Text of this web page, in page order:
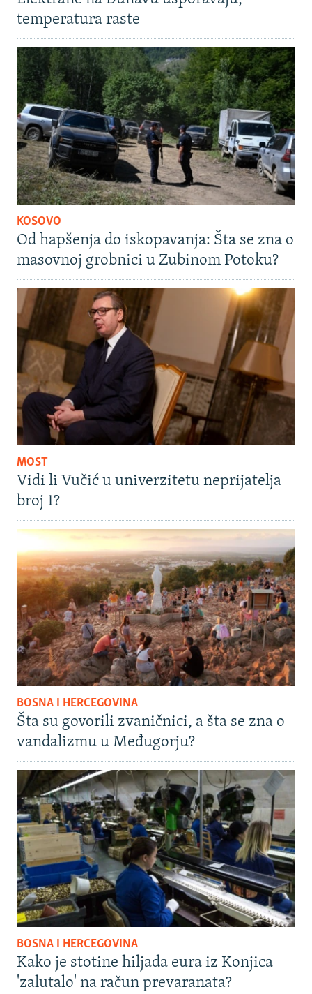
temperatura raste
KOSOVO
Od hapšenja do iskopavanja: Šta se zna o
masovnoj grobnici u Zubinom Potoku?
MOST
Vidi li Vučić u univerzitetu neprijatelja
broj 1?
BOSNA I HERCEGOVINA
Šta su govorili zvaničnici, a šta se zna o
vandalizmu u Međugorju?
BOSNA I HERCEGOVINA
Kako je stotine hiljada eura iz Konjica
'zalutalo' na račun prevaranata?